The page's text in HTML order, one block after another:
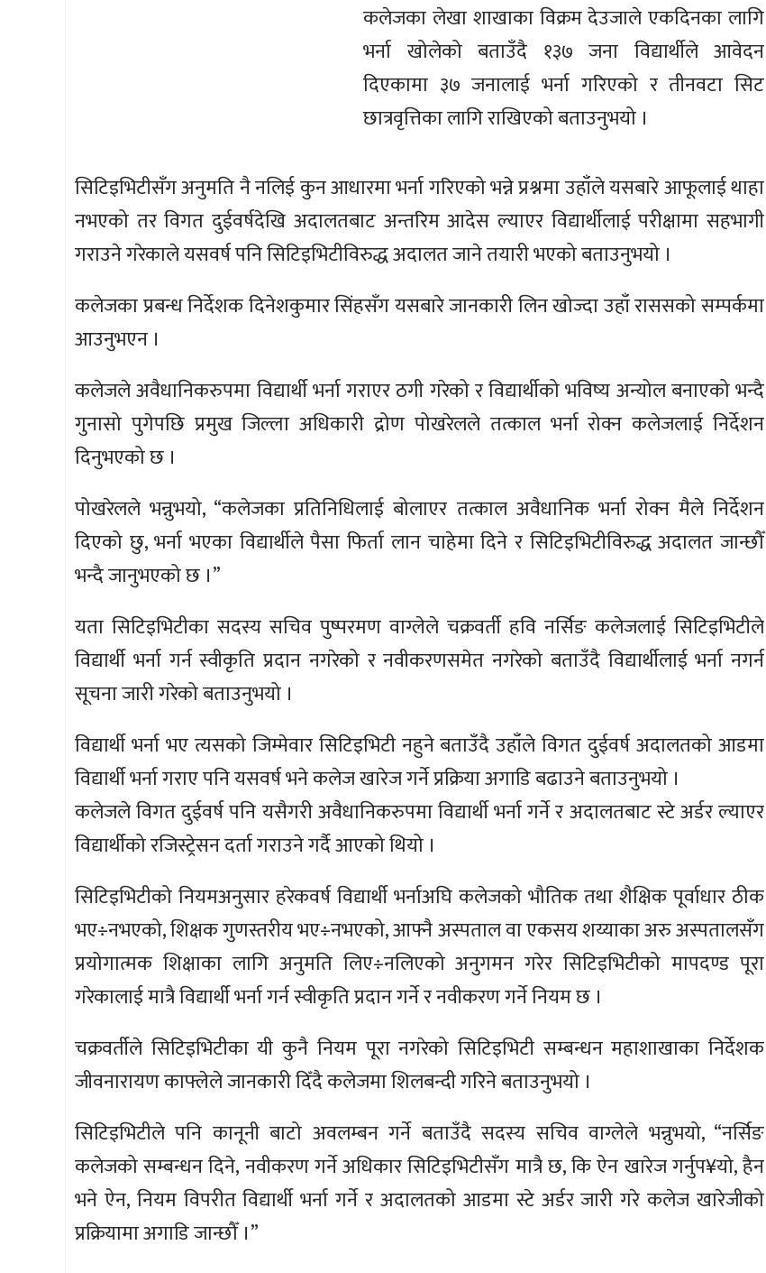
कलेजका लेखा शाखाका विक्रम देउजाले एकदिनका लागि
भर्ना खोलेको बताउँदै १३७ जना विद्यार्थीले आवेदन
दिएकामा ३७ जनालाई भर्ना गरिएको र तीनवटा सिट
छात्रवृत्तिका लागि राखिएको बताउनुभयो ।
सिटिइभिटीसँग अनुमति नै नलिई कुन आधारमा भर्ना गरिएको भन्ने प्रश्नमा उहाँले यसबारे आफूलाई थाहा
नभएको तर विगत दुईवर्षदेखि अदालतबाट अन्तरिम आदेस ल्याएर विद्यार्थीलाई परीक्षामा सहभागी
गराउने गरेकाले यसवर्ष पनि सिटिइभिटीविरुद्ध अदालत जाने तयारी भएको बताउनुभयो ।
कलेजका प्रबन्ध निर्देशक दिनेशकुमार सिंहसँग यसबारे जानकारी लिन खोज्दा उहाँ राससको सम्पर्कमा
आउनुभएन ।
कलेजले अवैधानिकरुपमा विद्यार्थी भर्ना गराएर ठगी गरेको र विद्यार्थीको भविष्य अन्योल बनाएको भन्दै
गुनासो पुगेपछि प्रमुख जिल्ला अधिकारी द्रोण पोखरेलले तत्काल भर्ना रोक्न कलेजलाई निर्देशन
दिनुभएको छ ।
पोखरेलले भन्नुभयो, “कलेजका प्रतिनिधिलाई बोलाएर तत्काल अवैधानिक भर्ना रोक्न मैले निर्देशन
दिएको छु, भर्ना भएका विद्यार्थीले पैसा फिर्ता लान चाहेमा दिने र सिटिइभिटीविरुद्ध अदालत जान्छौँ
भन्दै जानुभएको छ ।”
यता सिटिइभिटीका सदस्य सचिव पुष्परमण वाग्लेले चक्रवर्ती हवि नर्सिङ कलेजलाई सिटिइभिटीले
विद्यार्थी भर्ना गर्न स्वीकृति प्रदान नगरेको र नवीकरणसमेत नगरेको बताउँदै विद्यार्थीलाई भर्ना नगर्न
सूचना जारी गरेको बताउनुभयो ।
विद्यार्थी भर्ना भए त्यसको जिम्मेवार सिटिइभिटी नहुने बताउँदै उहाँले विगत दुईवर्ष अदालतको आडमा
विद्यार्थी भर्ना गराए पनि यसवर्ष भने कलेज खारेज गर्ने प्रक्रिया अगाडि बढाउने बताउनुभयो ।
कलेजले विगत दुईवर्ष पनि यसैगरी अवैधानिकरुपमा विद्यार्थी भर्ना गर्ने र अदालतबाट स्टे अर्डर ल्याएर
विद्यार्थीको रजिस्ट्रेसन दर्ता गराउने गर्दै आएको थियो ।
सिटिइभिटीको नियमअनुसार हरेकवर्ष विद्यार्थी भर्नाअघि कलेजको भौतिक तथा शैक्षिक पूर्वाधार ठीक
भए÷नभएको, शिक्षक गुणस्तरीय भए÷नभएको, आफ्नै अस्पताल वा एकसय शय्याका अरु अस्पतालसँग
प्रयोगात्मक शिक्षाका लागि अनुमति लिए÷नलिएको अनुगमन गरेर सिटिइभिटीको मापदण्ड पूरा
गरेकालाई मात्रै विद्यार्थी भर्ना गर्न स्वीकृति प्रदान गर्ने र नवीकरण गर्ने नियम छ ।
चक्रवर्तीले सिटिइभिटीका यी कुनै नियम पूरा नगरेको सिटिइभिटी सम्बन्धन महाशाखाका निर्देशक
जीवनारायण काफ्लेले जानकारी दिँदै कलेजमा शिलबन्दी गरिने बताउनुभयो ।
सिटिइभिटीले पनि कानूनी बाटो अवलम्बन गर्ने बताउँदै सदस्य सचिव वाग्लेले भन्नुभयो, “नर्सिङ
कलेजको सम्बन्धन दिने, नवीकरण गर्ने अधिकार सिटिइभिटीसँग मात्रै छ, कि ऐन खारेज गर्नुप¥यो, हैन
भने ऐन, नियम विपरीत विद्यार्थी भर्ना गर्ने र अदालतको आडमा स्टे अर्डर जारी गरे कलेज खारेजीको
प्रक्रियामा अगाडि जान्छौँ ।”